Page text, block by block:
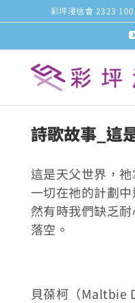
to
content
彩坪浸信會 2323
詩歌故事_這
這是天父世界，
一切在祂的計劃
然有時我們缺乏
落空。
貝葆柯（Maltbie